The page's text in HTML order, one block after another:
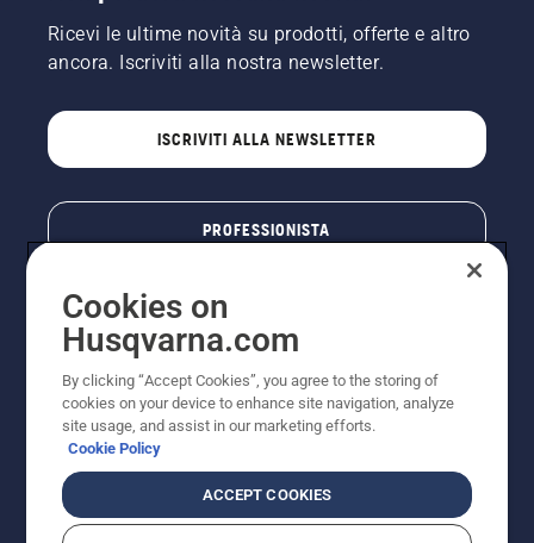
Ricevi le ultime novità su prodotti, offerte e altro
ancora. Iscriviti alla nostra newsletter.
ISCRIVITI ALLA NEWSLETTER
PROFESSIONISTA
© Husqvarna AB (publ). Tutti i diritti riservati. I prezzi
pubblicati si intendono raccomandati e arrotondati, non
impegnativi, comprensivi di I.V.A. vigente. FERCAD SpA
Cookies on
Husqvarna.com
By clicking “Accept Cookies”, you agree to the storing of
cookies on your device to enhance site navigation, analyze
site usage, and assist in our marketing efforts.
Cookie Policy
ACCEPT COOKIES